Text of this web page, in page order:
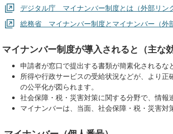
デジタル庁 マイナンバー制度とは（外部リン
総務省 マイナンバー制度とマイナンバー（外
マイナンバー制度が導入されると（主な効
申請者が窓口で提出する書類が簡素化されるな
所得や行政サービスの受給状況などが、より
の公平化が図られます。
社会保障・税・災害対策に関する分野で、情報
マイナンバーは、当面、社会保障・税・災害対